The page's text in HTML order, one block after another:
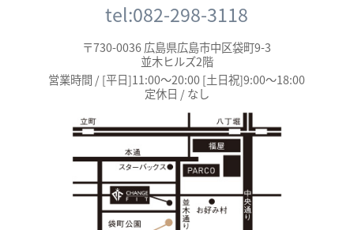
tel:082-298-3118
〒730-0036 広島県広島市中区袋町9-3
並木ヒルズ2階
営業時間 / [平日]11:00～20:00 [土日祝]9:00～18:00
定休日 / なし